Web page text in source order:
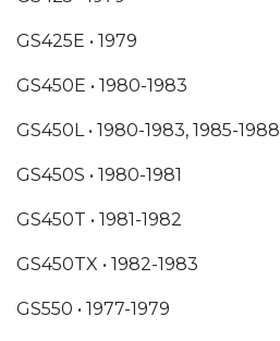
GS425E • 1979
GS450E • 1980-1983
GS450L • 1980-1983, 1985-1988
GS450S • 1980-1981
GS450T • 1981-1982
GS450TX • 1982-1983
GS550 • 1977-1979